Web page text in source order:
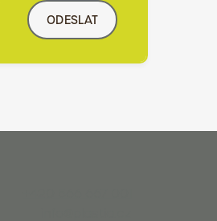
ODESLAT